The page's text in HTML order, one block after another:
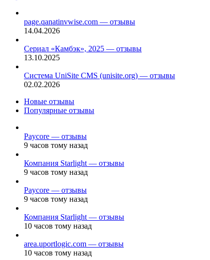
page.qanatinvwise.com — отзывы
14.04.2026
Сериал «Камбэк», 2025 — отзывы
13.10.2025
Система UniSite CMS (unisite.org) — отзывы
02.02.2026
Новые отзывы
Популярные отзывы
Paycore — отзывы
9 часов тому назад
Компания Starlight — отзывы
9 часов тому назад
Paycore — отзывы
9 часов тому назад
Компания Starlight — отзывы
10 часов тому назад
area.uportlogic.com — отзывы
10 часов тому назад